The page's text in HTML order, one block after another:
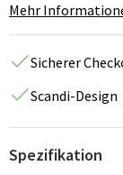
Mehr
Sicherer
Scandi-Design
Spezifikation